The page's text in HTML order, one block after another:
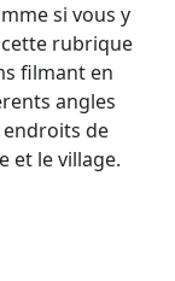
si vous y
cette rubrique
filmant en
angles
endroits de
et le village.